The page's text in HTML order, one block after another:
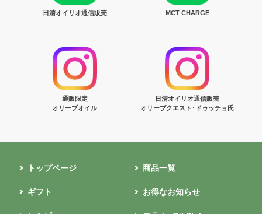
日清オイリオ通信販売 MCT CHARGE
通販限定
オリーブオイル
日清オイリオ通信販売
オリーブクエスト･ドゥッチョ氏
トップページ 商品一覧
ギフト お得なお知らせ